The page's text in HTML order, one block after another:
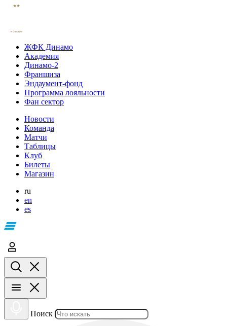
ЖФК Динамо
Академия
Динамо-2
Франшиза
Эндаумент-фонд
Программа лояльности
Фан сектор
Новости
Команда
Матчи
Таблицы
Клуб
Билеты
Магазин
ru
en
es
Поиск